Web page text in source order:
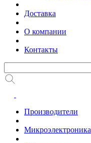
Доставка
О компании
Контакты
Производители
Микроэлектроника